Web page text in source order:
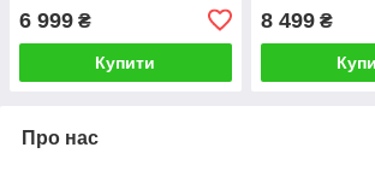
6 999 ₴
Купити
8 499₴
Про нас